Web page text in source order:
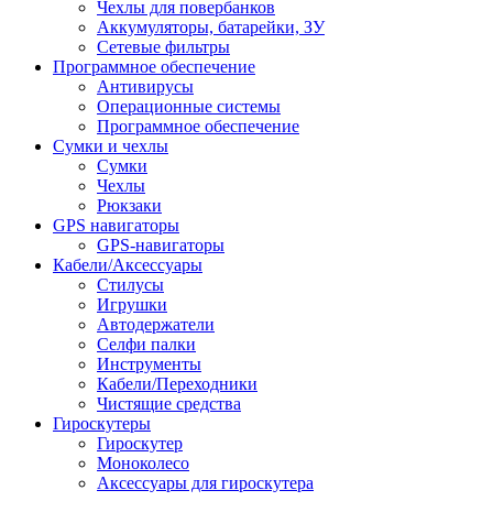
Чехлы для повербанков
Аккумуляторы, батарейки, ЗУ
Сетевые фильтры
Программное обеспечение
Антивирусы
Операционные системы
Программное обеспечение
Сумки и чехлы
Сумки
Чехлы
Рюкзаки
GPS навигаторы
GPS-навигаторы
Кабели/Аксессуары
Стилусы
Игрушки
Автодержатели
Селфи палки
Инструменты
Кабели/Переходники
Чистящие средства
Гироскутеры
Гироскутер
Моноколесо
Аксессуары для гироскутера